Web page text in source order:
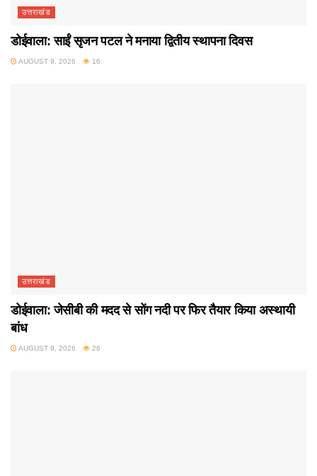
उत्तराखंड
डोईवाला: साईं सृजन पटल ने मनाया द्वितीय स्थापना दिवस
AUGUST 9, 2026 16
उत्तराखंड
डोईवाला: जेसीबी की मदद से सोंग नदी पर फिर तैयार किया अस्थायी
बांध
AUGUST 9, 2026 26